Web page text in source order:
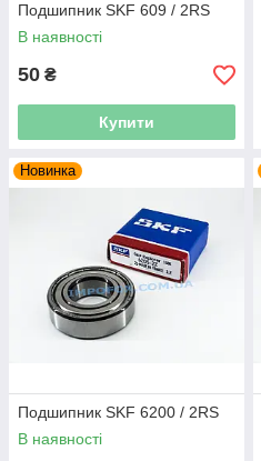
Подшипник SKF 609 / 2RS
В наявності
50 ₴
Купити
Новинка
Подшипник SKF 6200 / 2RS
В наявності